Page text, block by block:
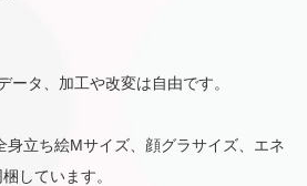
ータ、加工や改変は自由です。
身立ち絵Mサイズ、顔グラサイズ、エネ
しています。